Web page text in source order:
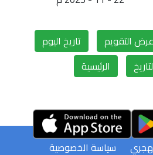
عرض التقويم
تاريخ اليوم
الرئيسية
سياسة الخصوصية